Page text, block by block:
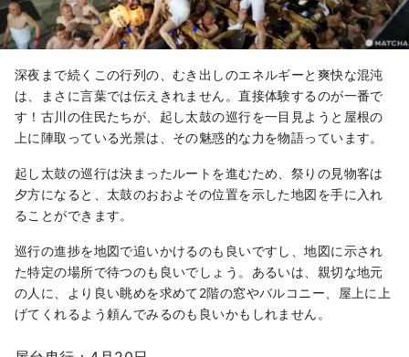
深夜まで続くこの行列の、むき出しのエネルギーと爽快な混沌
は、まさに言葉では伝えきれません。直接体験するのが一番で
す！古川の住民たちが、起し太鼓の巡行を一目見ようと屋根の
上に陣取っている光景は、その魅惑的な力を物語っています。
起し太鼓の巡行は決まったルートを進むため、祭りの見物客は
夕方になると、太鼓のおおよその位置を示した地図を手に入れ
ることができます。
巡行の進捗を地図で追いかけるのも良いですし、地図に示され
た特定の場所で待つのも良いでしょう。あるいは、親切な地元
の人に、より良い眺めを求めて2階の窓やバルコニー、屋上に上
げてくれるよう頼んでみるのも良いかもしれません。